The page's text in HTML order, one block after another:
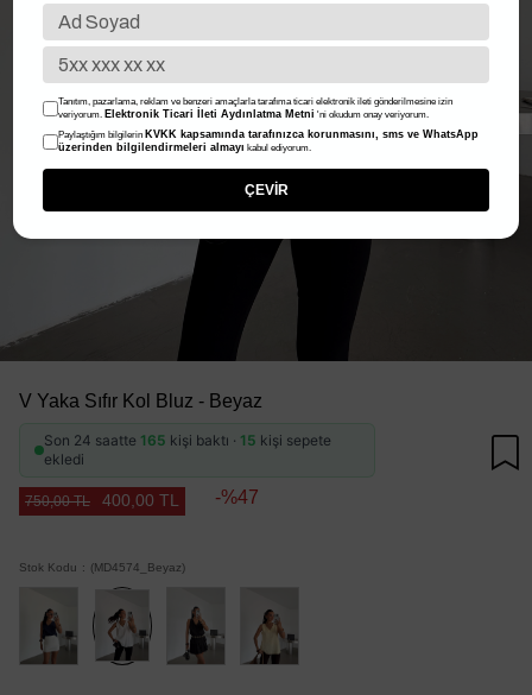
V Yaka Sıfır Kol Bluz - Beyaz
Son 24 saatte 165 kişi baktı · 15 kişi sepete
ekledi
750,00 TL 400,00 TL 47
Stok Kodu (MD4574_Beyaz)
Tanıtım, pazarlama, reklam ve benzeri amaçlarla tarafıma ticari elektronik ileti gönderilmesine izin
veriyorum. Elektronik Ticari İleti Aydınlatma Metni 'ni okudum onay veriyorum.
Paylaştığım bilgilerin KVKK kapsamında tarafınızca korunmasını, sms ve WhatsApp
üzerinden bilgilendirmeleri almayı kabul ediyorum.
ÇEVİR